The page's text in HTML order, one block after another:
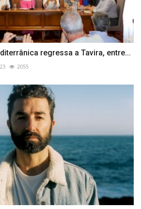
regressa a Tavira, entre...
2055